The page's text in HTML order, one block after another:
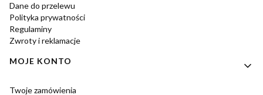
Dane do przelewu
Polityka prywatności
Regulaminy
Zwroty i reklamacje
MOJE KONTO
Twoje zamówienia